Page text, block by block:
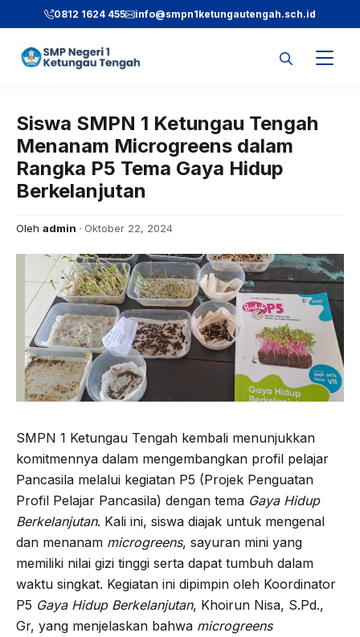
Langsung
ke
0812 1624 455 info@smpn1ketungautengah.sch.id
Siswa SMPN 1 Ketungau Tengah
Menanam Microgreens dalam
Rangka P5 Tema Gaya Hidup
Berkelanjutan
Oleh admin Oktober 22, 2024
SMPN 1 Ketungau Tengah kembali menunjukkan
komitmennya dalam mengembangkan profil pelajar
Pancasila melalui kegiatan P5 (Projek Penguatan
Profil Pelajar Pancasila) dengan tema Gaya Hidup
Berkelanjutan. Kali ini, siswa diajak untuk mengenal
dan menanam microgreens, sayuran mini yang
memiliki nilai gizi tinggi serta dapat tumbuh dalam
waktu singkat. Kegiatan ini dipimpin oleh Koordinator
P5 Gaya Hidup Berkelanjutan, Khoirun Nisa, S.Pd.,
Gr, yang menjelaskan bahwa microgreens